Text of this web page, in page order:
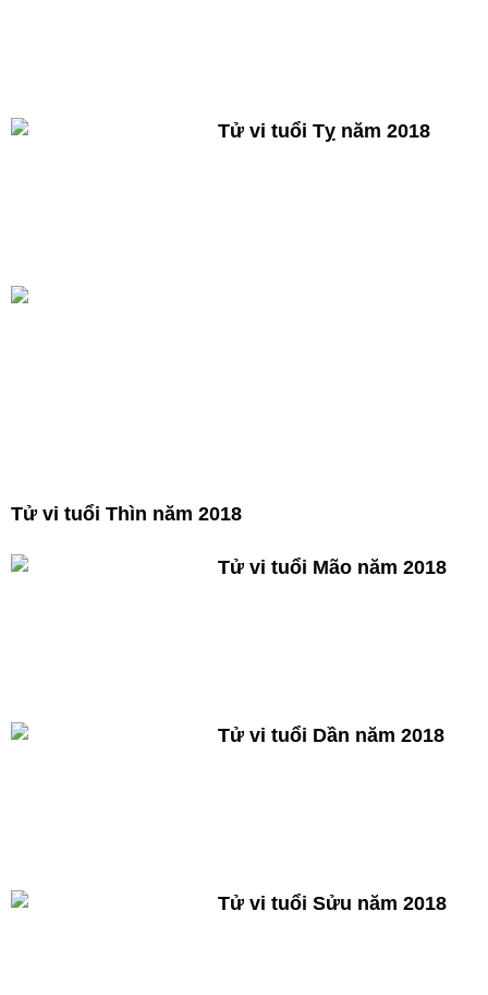
Tử vi tuổi Tỵ năm 2018
Tử vi tuổi Thìn năm 2018
Tử vi tuổi Mão năm 2018
Tử vi tuổi Dần năm 2018
Tử vi tuổi Sửu năm 2018